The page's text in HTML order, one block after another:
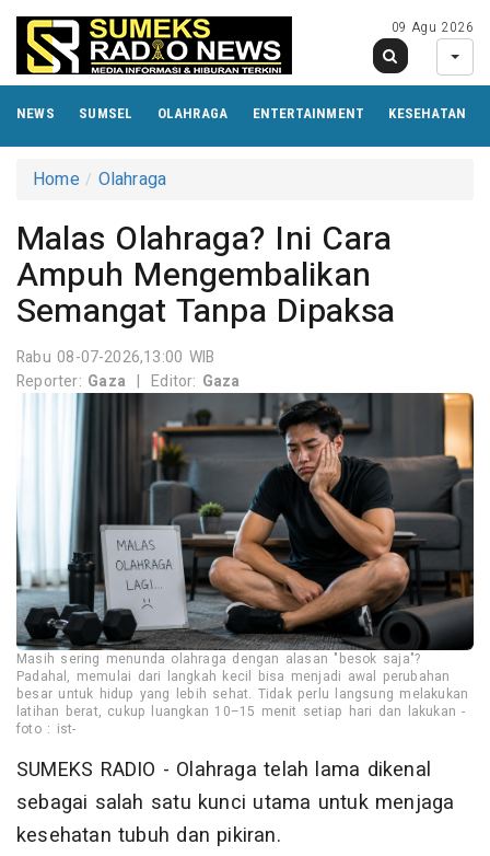
09 Agu 2026
NEWS SUMSEL OLAHRAGA ENTERTAINMENT KESEHATAN
Home Olahraga
Malas Olahraga? Ini Cara
Ampuh Mengembalikan
Semangat Tanpa Dipaksa
Rabu 08-07-2026,13:00 WIB
Reporter: Gaza | Editor: Gaza
Masih sering menunda olahraga dengan alasan "besok saja"?
Padahal, memulai dari langkah kecil bisa menjadi awal perubahan
besar untuk hidup yang lebih sehat. Tidak perlu langsung melakukan
latihan berat, cukup luangkan 10–15 menit setiap hari dan lakukan -
foto : ist-
SUMEKS RADIO - Olahraga telah lama dikenal
sebagai salah satu kunci utama untuk menjaga
kesehatan tubuh dan pikiran.